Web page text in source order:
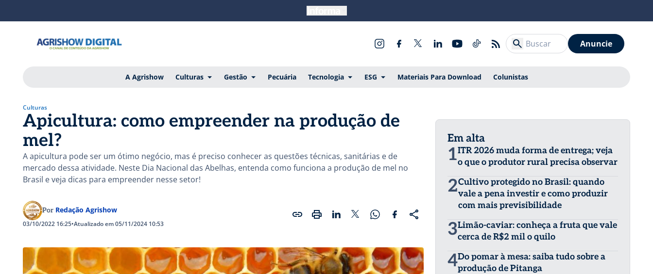
Anuncie
A Agrishow Culturas Gestão Pecuária Tecnologia ESG Materiais Para Download Colunistas
Culturas
Apicultura: como empreender na produção de
mel?
A apicultura pode ser um ótimo negócio, mas é preciso conhecer as questões técnicas, sanitárias e de
mercado dessa atividade. Neste Dia Nacional das Abelhas, entenda como funciona a produção de mel no
Brasil e veja dicas para empreender nesse setor!
Por Redação Agrishow
03/10/2022 16:25•Atualizado em 05/11/2024 10:53
Em alta
1ITR 2026 muda forma de entrega; veja
o que o produtor rural precisa observar
2Cultivo protegido no Brasil: quando
vale a pena investir e como produzir
com mais previsibilidade
3Limão-caviar: conheça a fruta que vale
cerca de R$2 mil o quilo
4Do pomar à mesa: saiba tudo sobre a
produção de Pitanga